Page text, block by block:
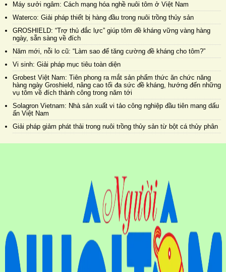
Máy sưởi ngâm: Cách mạng hóa nghề nuôi tôm ở Việt Nam
Waterco: Giải pháp thiết bị hàng đầu trong nuôi trồng thủy sản
GROSHIELD: “Trợ thủ đắc lực” giúp tôm đề kháng vững vàng hàng
ngày, sẵn sàng về đích
Năm mới, nỗi lo cũ: “Làm sao để tăng cường đề kháng cho tôm?”
Vi sinh: Giải pháp mục tiêu toàn diện
Grobest Việt Nam: Tiên phong ra mắt sản phẩm thức ăn chức năng
hàng ngày Groshield, nâng cao tối đa sức đề kháng, hướng đến những
vụ tôm về đích thành công trong năm tới
Solagron Vietnam: Nhà sản xuất vi tảo công nghiệp đầu tiên mang dấu
ấn Việt Nam
Giải pháp giảm phát thải trong nuôi trồng thủy sản từ bột cá thủy phân